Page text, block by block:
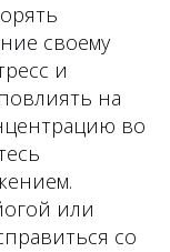
своему
и
на
во
или
со